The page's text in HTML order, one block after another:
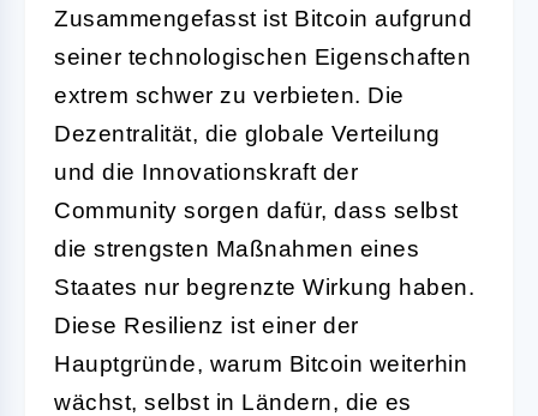
Zusammengefasst ist Bitcoin aufgrund
seiner technologischen Eigenschaften
extrem schwer zu verbieten. Die
Dezentralität, die globale Verteilung
und die Innovationskraft der
Community sorgen dafür, dass selbst
die strengsten Maßnahmen eines
Staates nur begrenzte Wirkung haben.
Diese Resilienz ist einer der
Hauptgründe, warum Bitcoin weiterhin
wächst, selbst in Ländern, die es